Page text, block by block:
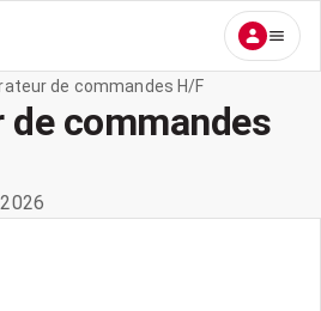
de commandes H/F
de commandes